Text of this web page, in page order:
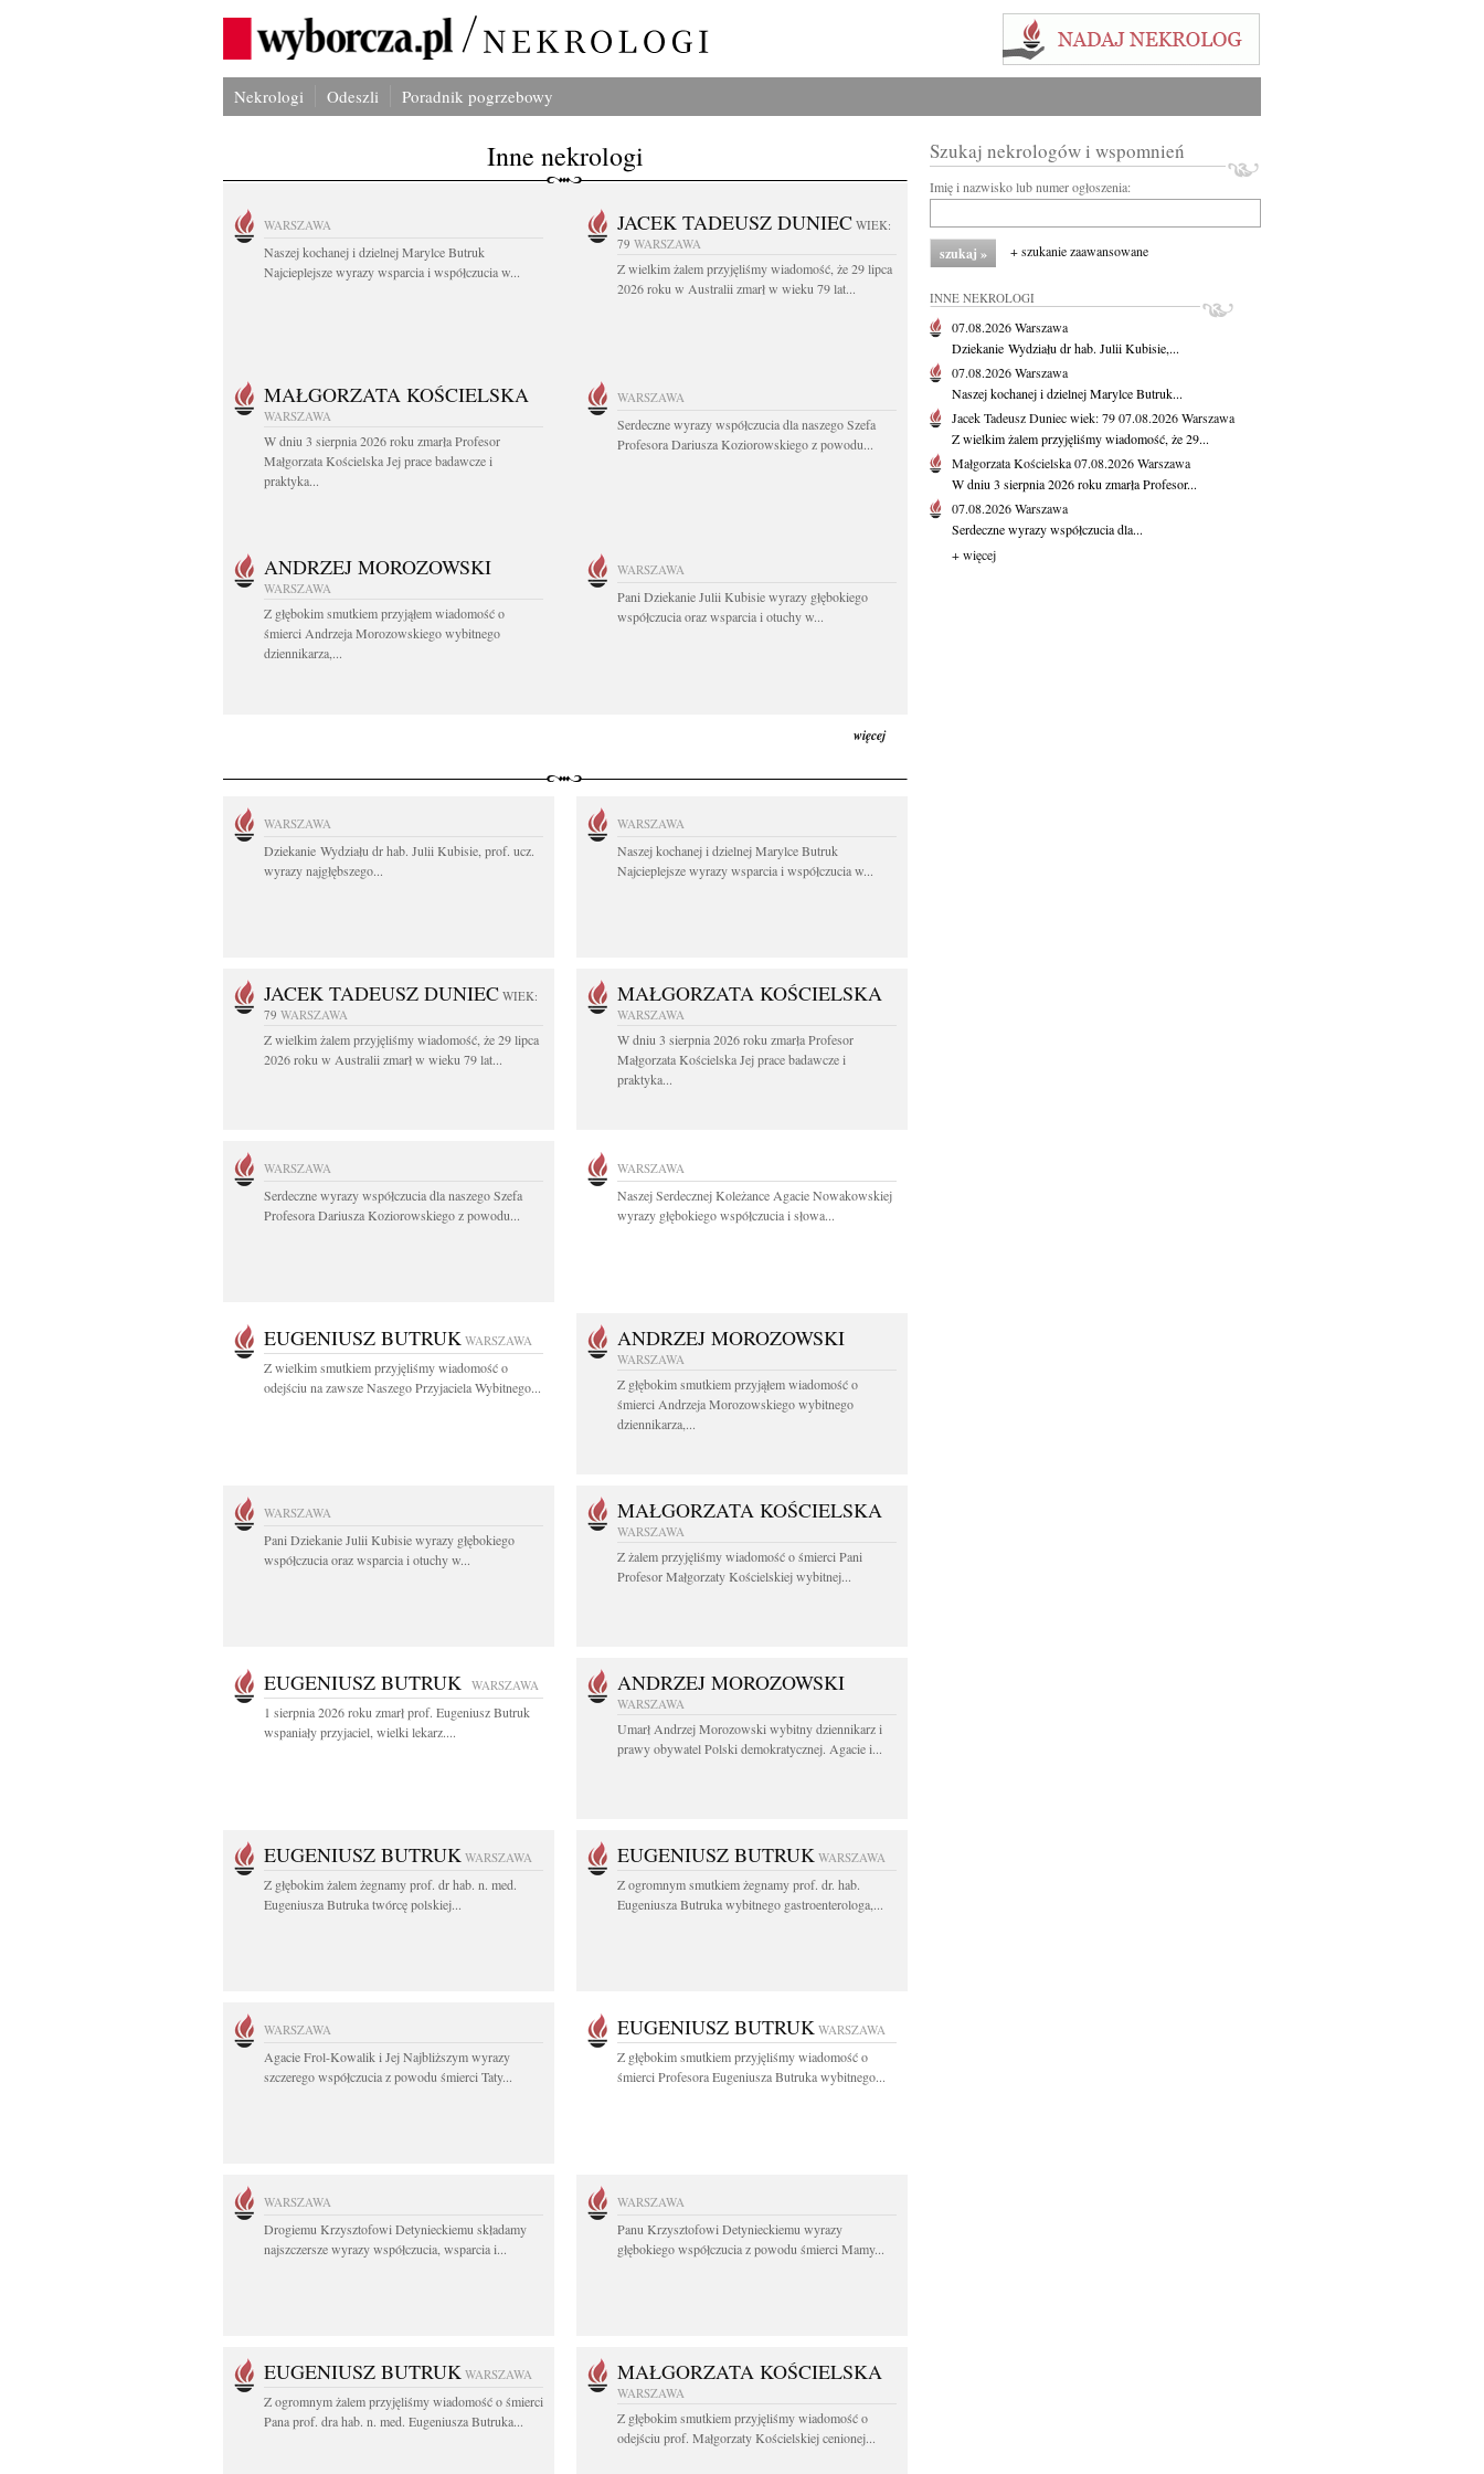
Nekrologi Odeszli Poradnik pogrzebowy
Inne nekrologi
WARSZAWA
Naszej kochanej i dzielnej Marylce Butruk
Najcieplejsze wyrazy wsparcia i współczucia w...
JACEK TADEUSZ DUNIEC WIEK:
79 WARSZAWA
Z wielkim żalem przyjęliśmy wiadomość, że 29 lipca
2026 roku w Australii zmarł w wieku 79 lat...
MAŁGORZATA KOŚCIELSKA
WARSZAWA
W dniu 3 sierpnia 2026 roku zmarła Profesor
Małgorzata Kościelska Jej prace badawcze i
praktyka...
WARSZAWA
Serdeczne wyrazy współczucia dla naszego Szefa
Profesora Dariusza Koziorowskiego z powodu...
ANDRZEJ MOROZOWSKI
WARSZAWA
Z głębokim smutkiem przyjąłem wiadomość o
śmierci Andrzeja Morozowskiego wybitnego
dziennikarza,...
WARSZAWA
Pani Dziekanie Julii Kubisie wyrazy głębokiego
współczucia oraz wsparcia i otuchy w...
więcej
WARSZAWA
Dziekanie Wydziału dr hab. Julii Kubisie, prof. ucz.
wyrazy najgłębszego...
WARSZAWA
Naszej kochanej i dzielnej Marylce Butruk
Najcieplejsze wyrazy wsparcia i współczucia w...
JACEK TADEUSZ DUNIEC WIEK:
79 WARSZAWA
Z wielkim żalem przyjęliśmy wiadomość, że 29 lipca
2026 roku w Australii zmarł w wieku 79 lat...
MAŁGORZATA KOŚCIELSKA
WARSZAWA
W dniu 3 sierpnia 2026 roku zmarła Profesor
Małgorzata Kościelska Jej prace badawcze i
praktyka...
WARSZAWA
Serdeczne wyrazy współczucia dla naszego Szefa
Profesora Dariusza Koziorowskiego z powodu...
WARSZAWA
Naszej Serdecznej Koleżance Agacie Nowakowskiej
wyrazy głębokiego współczucia i słowa...
EUGENIUSZ BUTRUK WARSZAWA
Z wielkim smutkiem przyjęliśmy wiadomość o
odejściu na zawsze Naszego Przyjaciela Wybitnego...
ANDRZEJ MOROZOWSKI
WARSZAWA
Z głębokim smutkiem przyjąłem wiadomość o
śmierci Andrzeja Morozowskiego wybitnego
dziennikarza,...
WARSZAWA
Pani Dziekanie Julii Kubisie wyrazy głębokiego
współczucia oraz wsparcia i otuchy w...
MAŁGORZATA KOŚCIELSKA
WARSZAWA
Z żalem przyjęliśmy wiadomość o śmierci Pani
Profesor Małgorzaty Kościelskiej wybitnej...
EUGENIUSZ BUTRUK WARSZAWA
1 sierpnia 2026 roku zmarł prof. Eugeniusz Butruk
wspaniały przyjaciel, wielki lekarz....
ANDRZEJ MOROZOWSKI
WARSZAWA
Umarł Andrzej Morozowski wybitny dziennikarz i
prawy obywatel Polski demokratycznej. Agacie i...
EUGENIUSZ BUTRUK WARSZAWA
Z głębokim żalem żegnamy prof. dr hab. n. med.
Eugeniusza Butruka twórcę polskiej...
EUGENIUSZ BUTRUK WARSZAWA
Z ogromnym smutkiem żegnamy prof. dr. hab.
Eugeniusza Butruka wybitnego gastroenterologa,...
WARSZAWA
Agacie Frol-Kowalik i Jej Najbliższym wyrazy
szczerego współczucia z powodu śmierci Taty...
EUGENIUSZ BUTRUK WARSZAWA
Z głębokim smutkiem przyjęliśmy wiadomość o
śmierci Profesora Eugeniusza Butruka wybitnego...
WARSZAWA
Drogiemu Krzysztofowi Detynieckiemu składamy
najszczersze wyrazy współczucia, wsparcia i...
WARSZAWA
Panu Krzysztofowi Detynieckiemu wyrazy
głębokiego współczucia z powodu śmierci Mamy...
EUGENIUSZ BUTRUK WARSZAWA
Z ogromnym żalem przyjęliśmy wiadomość o śmierci
Pana prof. dra hab. n. med. Eugeniusza Butruka...
MAŁGORZATA KOŚCIELSKA
WARSZAWA
Z głębokim smutkiem przyjęliśmy wiadomość o
odejściu prof. Małgorzaty Kościelskiej cenionej...
Szukaj nekrologów i wspomnień
Imię i nazwisko lub numer ogłoszenia:
+ szukanie zaawansowane
INNE NEKROLOGI
07.08.2026Warszawa
Dziekanie Wydziału dr hab. Julii Kubisie,...
07.08.2026Warszawa
Naszej kochanej i dzielnej Marylce Butruk...
Jacek Tadeusz Duniecwiek: 7907.08.2026Warszawa
Z wielkim żalem przyjęliśmy wiadomość, że 29...
Małgorzata Kościelska07.08.2026Warszawa
W dniu 3 sierpnia 2026 roku zmarła Profesor...
07.08.2026Warszawa
Serdeczne wyrazy współczucia dla...
+ więcej